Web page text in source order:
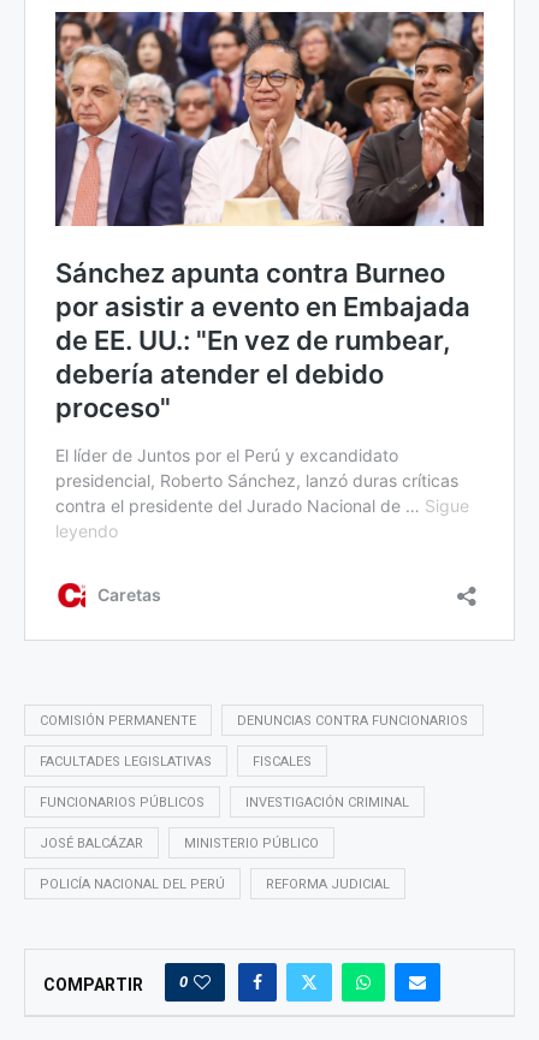
COMISIÓN PERMANENTE DENUNCIAS CONTRA FUNCIONARIOS
FACULTADES LEGISLATIVAS FISCALES
FUNCIONARIOS PÚBLICOS INVESTIGACIÓN CRIMINAL
JOSÉ BALCÁZAR MINISTERIO PÚBLICO
POLICÍA NACIONAL DEL PERÚ REFORMA JUDICIAL
COMPARTIR 0